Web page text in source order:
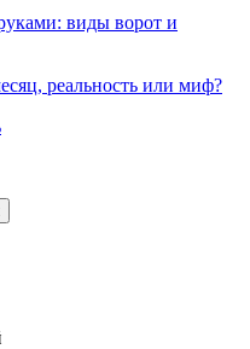
виды ворот и
реальность или миф?